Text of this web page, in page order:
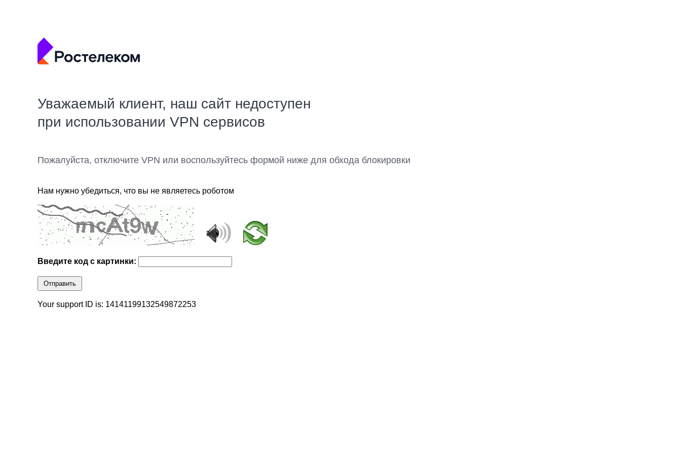
Уважаемый клиент, наш сайт недоступен
при использовании VPN сервисов
Пожалуйста, отключите VPN или воспользуйтесь формой ниже для обхода блокировки
Нам нужно убедиться, что вы не являетесь роботом
Введите код с картинки:
Отправить
Your support ID is: 14141199132549872253